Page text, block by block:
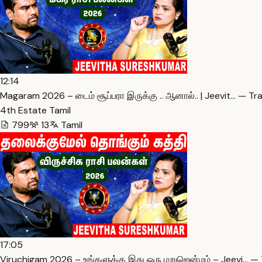
12:14
Magaram 2026 – டைம் சூப்பரா இருக்கு .. ஆனால்.. | Jeevit… —
4th Estate Tamil
799
13 Tamil
17:05
Viruchigam 2026 – உங்களுக்கு இது ஒரு மறுஜென்மம் – Jeevi… —